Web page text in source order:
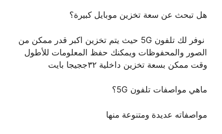
هل تبحث عن سعة تخزين موبايل كبيرة؟
نوفر لك تلفون 5G حيث يتم تخزين اكبر قدر ممكن من
الصور والمحفوظات ويمكنك حفظ المعلومات للأطول
وقت ممكن بسعة تخزين داخلية ٣٢ججيجا بايت
ماهي مواصفات تلفون 5G؟
مواصفاته عديدة ومتنوعة منها